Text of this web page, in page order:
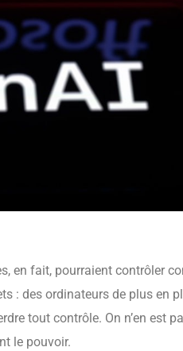
en fait, pourraient contrôler
: des ordinateurs de plus en
tout contrôle. On n’en est
le pouvoir.